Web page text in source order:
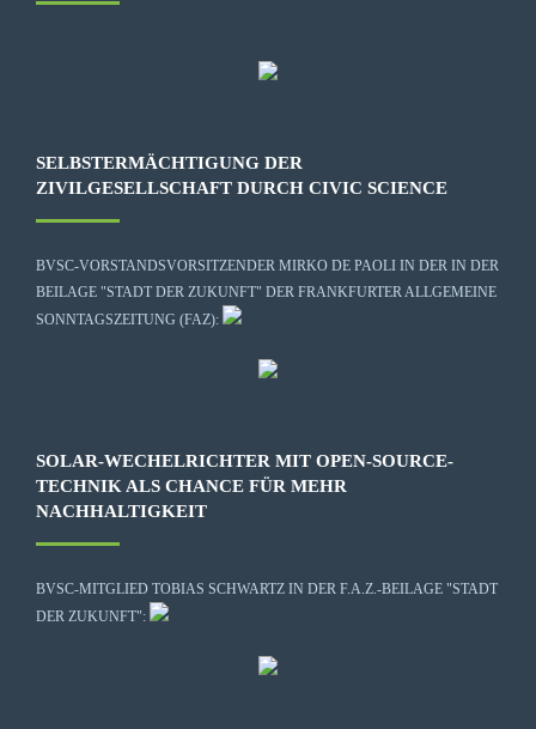
SELBSTERMÄCHTIGUNG DER
ZIVILGESELLSCHAFT DURCH CIVIC SCIENCE
BVSC-VORSTANDSVORSITZENDER MIRKO DE PAOLI IN DER IN DER
BEILAGE "STADT DER ZUKUNFT" DER FRANKFURTER ALLGEMEINE
SONNTAGSZEITUNG (FAZ):
SOLAR-WECHELRICHTER MIT OPEN-SOURCE-
TECHNIK ALS CHANCE FÜR MEHR
NACHHALTIGKEIT
BVSC-MITGLIED TOBIAS SCHWARTZ IN DER F.A.Z.-BEILAGE "STADT
DER ZUKUNFT":